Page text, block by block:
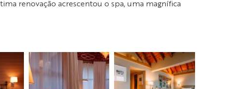
renovação acrescentou o spa, uma magnífica